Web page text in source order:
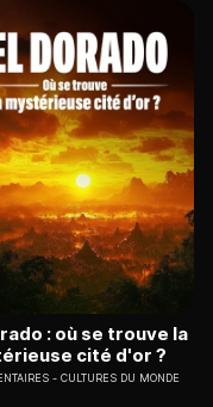
: où se trouve la
cité d'or ?
CULTURES DU MONDE